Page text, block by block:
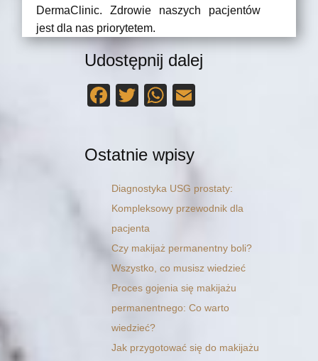
DermaClinic. Zdrowie naszych pacjentów
jest dla nas priorytetem.
Udostępnij dalej
F
e
b
o
o
k
T
er
W
s
A
p
Ostatnie wpisy
Diagnostyka USG prostaty:
Kompleksowy przewodnik dla
pacjenta
Czy makijaż permanentny boli?
Wszystko, co musisz wiedzieć
Proces gojenia się makijażu
permanentnego: Co warto
wiedzieć?
Jak przygotować się do makijażu